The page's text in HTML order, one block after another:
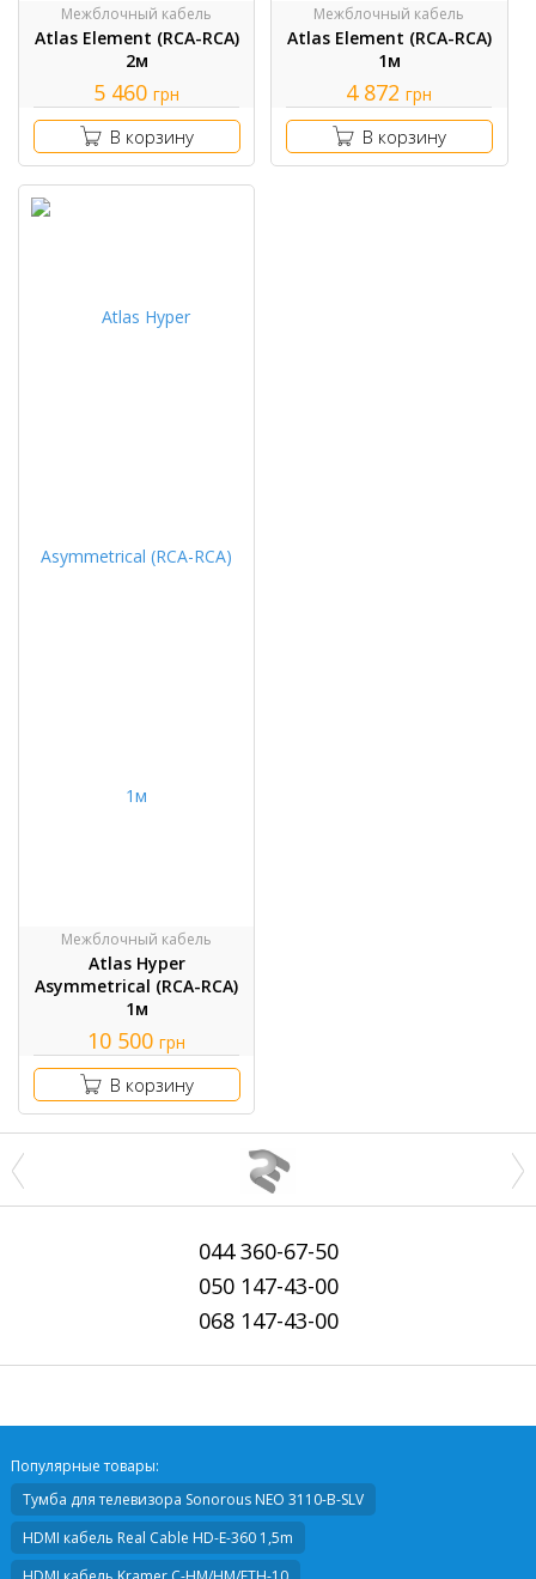
Межблочный кабель
Atlas Element (RCA-RCA)
2м
5 460 грн
В корзину
Межблочный кабель
Atlas Element (RCA-RCA)
1м
4 872 грн
В корзину
Межблочный кабель
Atlas Hyper
Asymmetrical (RCA-RCA)
1м
10 500 грн
В корзину
044360-67-50
050147-43-00
068147-43-00
Популярные товары:
Тумба для телевизора Sonorous NEO 3110-В-SLV
HDMI кабель Real Cable HD-E-360 1,5m